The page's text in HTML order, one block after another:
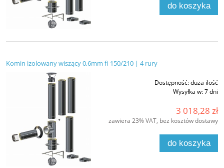
do koszyka
Komin izolowany wiszący 0,6mm fi 150/210 | 4 rury
Dostępność:duża ilość
Wysyłka w:7 dni
3 018,28 zł
zawiera 23% VAT, bez kosztów dostawy
do koszyka